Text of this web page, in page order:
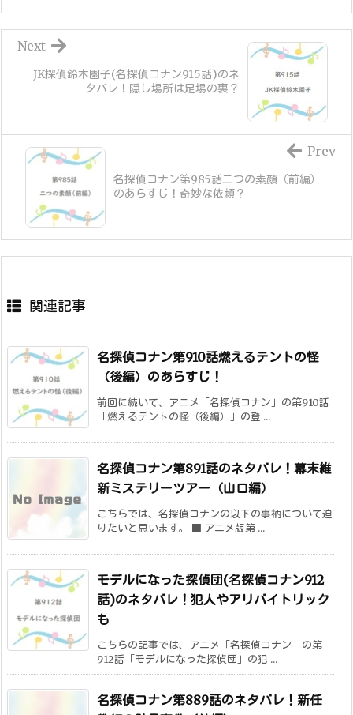
JK探偵鈴木園子(名探偵コナン915話)のネ
タバレ！隠し場所は足場の裏？
Next
名探偵コナン第985話二つの素顔（前編）
のあらすじ！奇妙な依頼？
Prev
関連記事
名探偵コナン第910話燃えるテントの怪
（後編）のあらすじ！
前回に続いて、アニメ「名探偵コナン」の第910話
「燃えるテントの怪（後編）」の登 ...
名探偵コナン第891話のネタバレ！幕末維
新ミステリーツアー（山口編）
こちらでは、名探偵コナンの以下の事柄について迫
りたいと思います。 ■ アニメ版第 ...
モデルになった探偵団(名探偵コナン912
話)のネタバレ！犯人やアリバイトリック
も
こちらの記事では、アニメ「名探偵コナン」の第
912話「モデルになった探偵団」の犯 ...
名探偵コナン第889話のネタバレ！新任